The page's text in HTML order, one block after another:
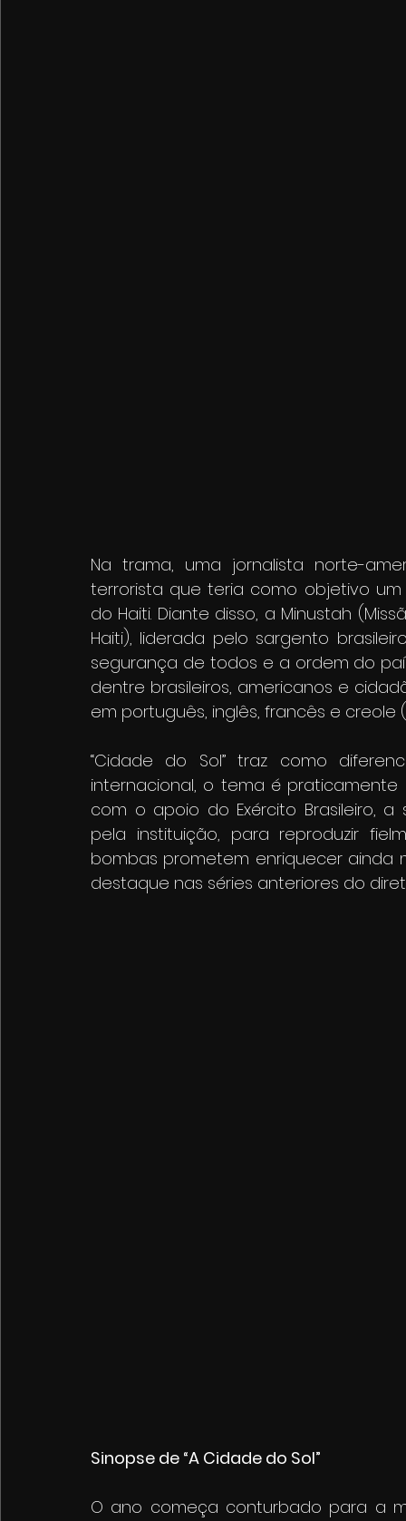
Na trama, uma jornalista norte-
terrorista que teria como objetivo
do Haiti. Diante disso, a Minustah
Haiti), liderada pelo sargento
segurança de todos e a ordem do
dentre brasileiros, americanos e
em português, inglês, francês e creole
“Cidade do Sol” traz como
internacional, o tema é praticamente
com o apoio do Exército Brasileiro,
pela instituição, para reproduzir
bombas prometem enriquecer ainda
destaque nas séries anteriores do
Sinopse de “A Cidade do Sol”
O ano começa conturbado para a